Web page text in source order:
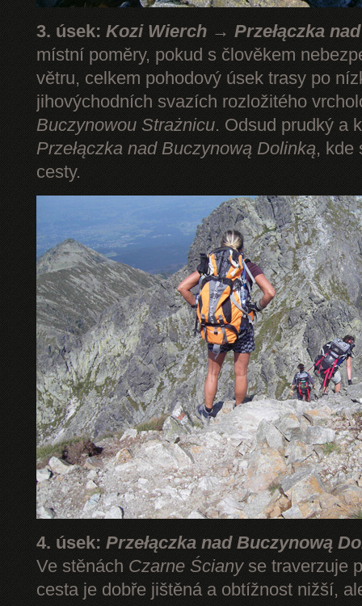
3. úsek: Kozi Wierch → Przełączka
místní poměry, pokud s člověkem
větru, celkem pohodový úsek trasy po
jihovýchodních svazích rozložitého
Buczynowou Strażnicu. Odsud prudký a
Przełączka nad Buczynową Dolinką, kde
cesty.
4. úsek: Przełączka nad Buczynową
Ve stěnách Czarne Ścianyse traverzuje
cesta je dobře jištěná a obtížnost nižší,